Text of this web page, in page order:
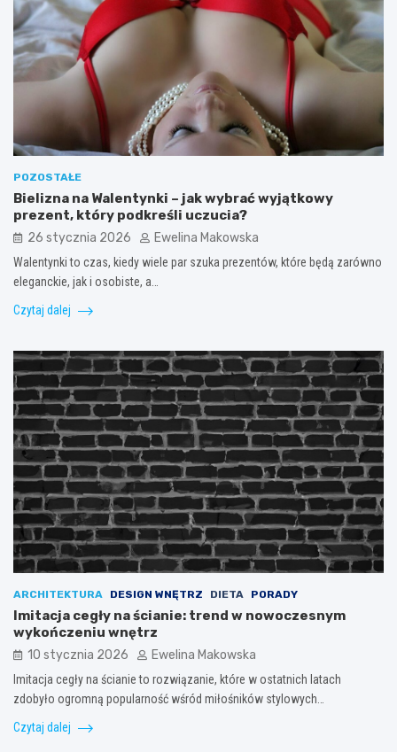
POZOSTAŁE
Bielizna na Walentynki – jak wybrać wyjątkowy
prezent, który podkreśli uczucia?
26 stycznia 2026 Ewelina Makowska
Walentynki to czas, kiedy wiele par szuka prezentów, które będą zarówno
eleganckie, jak i osobiste, a…
Czytaj dalej
ARCHITEKTURA DESIGN WNĘTRZ DIETA PORADY
Imitacja cegły na ścianie: trend w nowoczesnym
wykończeniu wnętrz
10 stycznia 2026 Ewelina Makowska
Imitacja cegły na ścianie to rozwiązanie, które w ostatnich latach
zdobyło ogromną popularność wśród miłośników stylowych…
Czytaj dalej